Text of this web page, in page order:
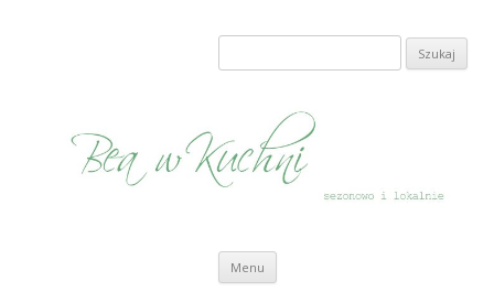
Szukaj:
Menu Przeskocz do treści